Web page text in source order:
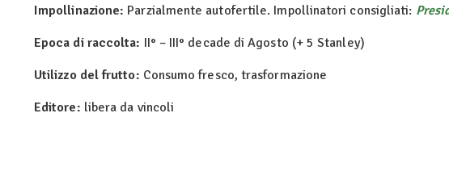
Impollinazione: Parzialmente autofertile. Impollinatori consigliati:
Epoca di raccolta: II° – III° decade di Agosto (+ 5 Stanley)
Utilizzo del frutto: Consumo fresco, trasformazione
Editore: libera da vincoli